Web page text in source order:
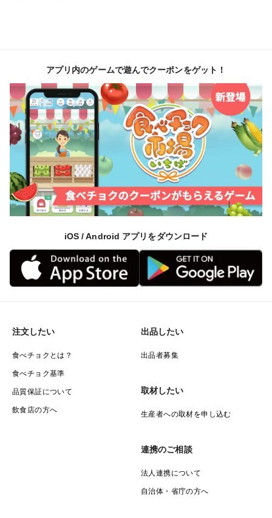
アプリ内のゲームで遊んでクーポンをゲット！
iOS / Android アプリをダウンロード
注文したい
食べチョクとは？
食べチョク基準
品質保証について
飲食店の方へ
出品したい
出品者募集
取材したい
生産者への取材を申し込む
連携のご相談
法人連携について
自治体・省庁の方へ